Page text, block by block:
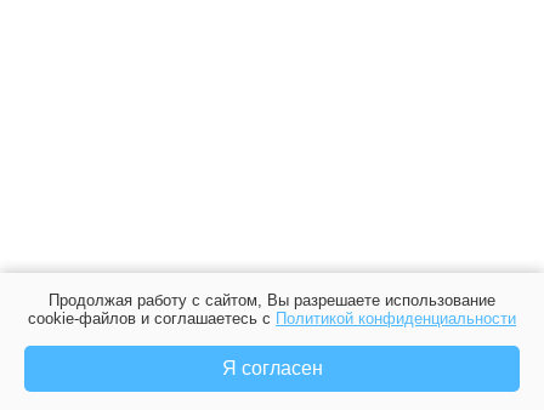
Продолжая работу с сайтом, Вы разрешаете использование
cookie-файлов и соглашаетесь с Политикой конфиденциальности
Я согласен